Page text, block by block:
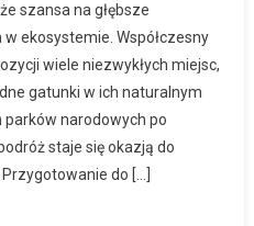
szansa na głębsze
ekosystemie. Współczesny
wiele niezwykłych miejsc,
gatunki w ich naturalnym
narodowych po
staje się okazją do
do […]